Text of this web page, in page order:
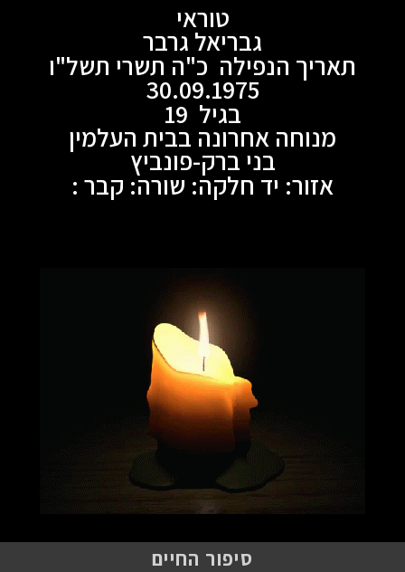
טוראי
גבריאל גרבר
תאריך הנפילה כ"ה תשרי תשל"ו
30.09.1975
בגיל 19
מנוחה אחרונה בבית העלמין
בני ברק-פונביץ
אזור: יד חלקה: שורה: קבר :
סיפור החיים